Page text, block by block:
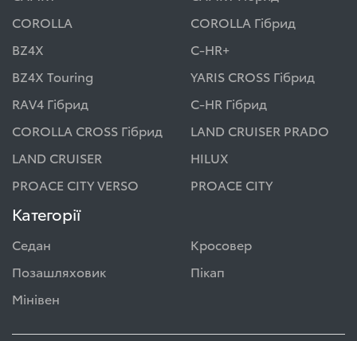
COROLLA
COROLLA Гібрид
BZ4X
C-HR+
BZ4X Touring
YARIS CROSS Гібрид
RAV4 Гібрид
C-HR Гібрид
COROLLA CROSS Гібрид
LAND CRUISER PRADO
LAND CRUISER
HILUX
PROACE CITY VERSO
PROACE CITY
Категорії
Седан
Кросовер
Позашляховик
Пікап
Мінівен